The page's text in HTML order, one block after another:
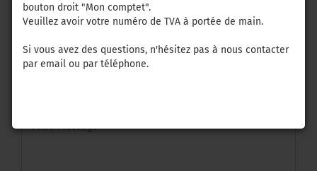
bouton droit "Mon comptet".
Veuillez avoir votre numéro de TVA à portée de main.
Si vous avez des questions, n'hésitez pas à nous contacter
par email ou par téléphone.
Sujet